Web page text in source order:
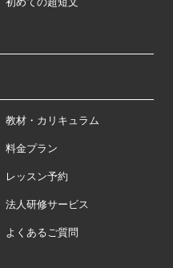
教材・カリキュラム
料金プラン
レッスン予約
法人研修サービス
よくあるご質問